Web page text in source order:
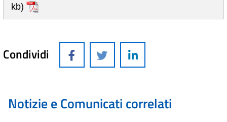
kb)
Condividi
Notizie e Comunicati correlati